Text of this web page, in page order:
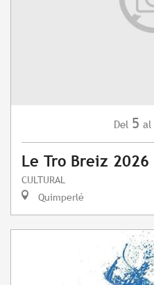
Del 5 al
Le Tro Breiz 2026
CULTURAL
Quimperlé